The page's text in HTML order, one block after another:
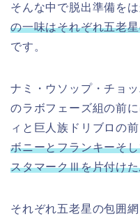
そんな中で脱出準備を
の一味はそれぞれ五老
です。
ナミ・ウソップ・チョ
のラボフェーズ組の前
ィと巨人族ドリブロの
ボニーとフランキーそ
スタマークⅢを片付け
それぞれ五老星の包囲